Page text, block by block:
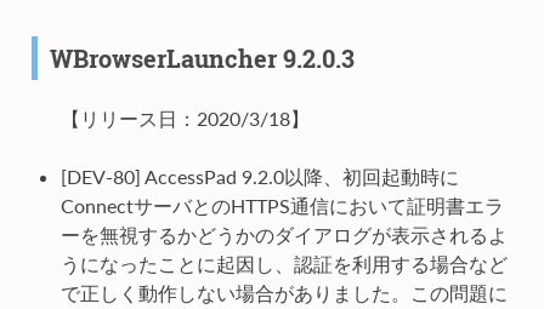
WBrowserLauncher 9.2.0.3
【リリース日：2020/3/18】
[DEV-80] AccessPad 9.2.0以降、初回起動時に
ConnectサーバとのHTTPS通信において証明書エラ
ーを無視するかどうかのダイアログが表示されるよ
うになったことに起因し、認証を利用する場合など
で正しく動作しない場合がありました。この問題に